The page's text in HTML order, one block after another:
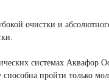
очистки и
системах Аквафор
пройти только